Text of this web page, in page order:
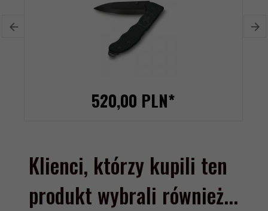
520,00 PLN*
Klienci, którzy kupili ten
produkt wybrali również...